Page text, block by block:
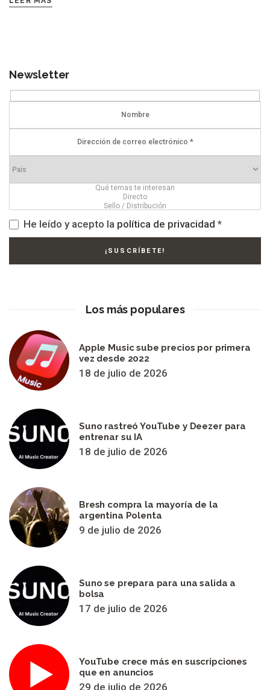
Newsletter
He leído y acepto la política de privacidad *
Los más populares
Apple Music sube precios por primera
vez desde 2022
18 de julio de 2026
Suno rastreó YouTube y Deezer para
entrenar su IA
18 de julio de 2026
Bresh compra la mayoría de la
argentina Polenta
9 de julio de 2026
Suno se prepara para una salida a
bolsa
17 de julio de 2026
YouTube crece más en suscripciones
que en anuncios
29 de julio de 2026